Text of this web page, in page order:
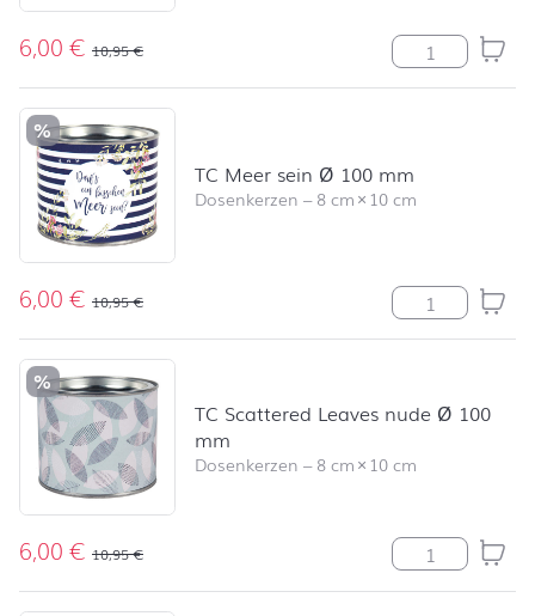
6,00€ 10,95€ TC Maritim
%
TC Meer sein Ø 100 mm
Dosenkerzen –8 cm× 10 cm
6,00€ 10,95€ TC Meer sein
%
TC Scattered Leaves nude Ø 100
mm
Dosenkerzen –8 cm× 10 cm
6,00€ 10,95€ TC Scattered